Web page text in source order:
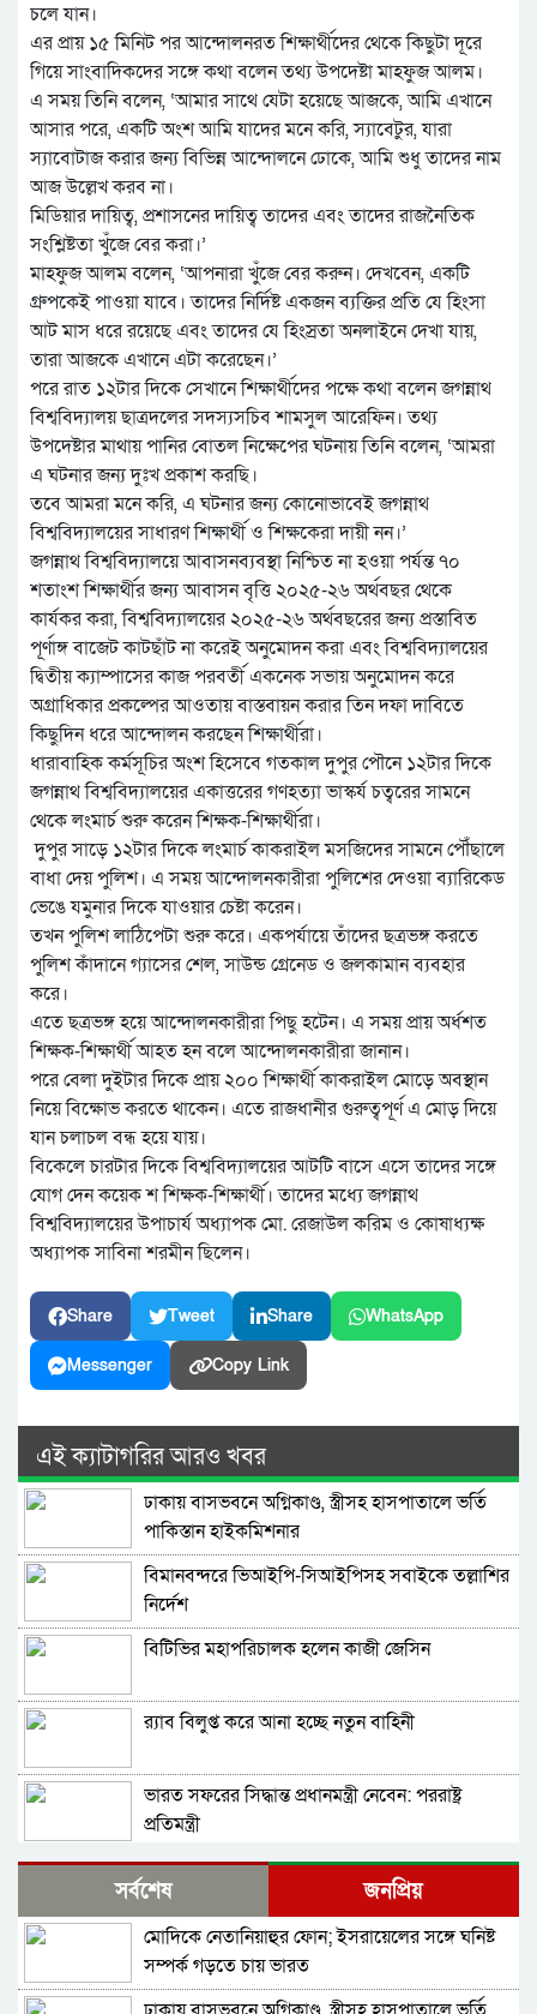
চলে যান।
এর প্রায় ১৫ মিনিট পর আন্দোলনরত শিক্ষার্থীদের থেকে কিছুটা দূরে
গিয়ে সাংবাদিকদের সঙ্গে কথা বলেন তথ্য উপদেষ্টা মাহফুজ আলম।
এ সময় তিনি বলেন, ‘আমার সাথে যেটা হয়েছে আজকে, আমি এখানে
আসার পরে, একটি অংশ আমি যাদের মনে করি, স্যাবেটুর, যারা
স্যাবোটাজ করার জন্য বিভিন্ন আন্দোলনে ঢোকে, আমি শুধু তাদের নাম
আজ উল্লেখ করব না।
মিডিয়ার দায়িত্ব, প্রশাসনের দায়িত্ব তাদের এবং তাদের রাজনৈতিক
সংশ্লিষ্টতা খুঁজে বের করা।’
মাহফুজ আলম বলেন, ‘আপনারা খুঁজে বের করুন। দেখবেন, একটি
গ্রুপকেই পাওয়া যাবে। তাদের নির্দিষ্ট একজন ব্যক্তির প্রতি যে হিংসা
আট মাস ধরে রয়েছে এবং তাদের যে হিংস্রতা অনলাইনে দেখা যায়,
তারা আজকে এখানে এটা করেছেন।’
পরে রাত ১২টার দিকে সেখানে শিক্ষার্থীদের পক্ষে কথা বলেন জগন্নাথ
বিশ্ববিদ্যালয় ছাত্রদলের সদস্যসচিব শামসুল আরেফিন। তথ্য
উপদেষ্টার মাথায় পানির বোতল নিক্ষেপের ঘটনায় তিনি বলেন, ‘আমরা
এ ঘটনার জন্য দুঃখ প্রকাশ করছি।
তবে আমরা মনে করি, এ ঘটনার জন্য কোনোভাবেই জগন্নাথ
বিশ্ববিদ্যালয়ের সাধারণ শিক্ষার্থী ও শিক্ষকেরা দায়ী নন।’
জগন্নাথ বিশ্ববিদ্যালয়ে আবাসনব্যবস্থা নিশ্চিত না হওয়া পর্যন্ত ৭০
শতাংশ শিক্ষার্থীর জন্য আবাসন বৃত্তি ২০২৫-২৬ অর্থবছর থেকে
কার্যকর করা, বিশ্ববিদ্যালয়ের ২০২৫-২৬ অর্থবছরের জন্য প্রস্তাবিত
পূর্ণাঙ্গ বাজেট কাটছাঁট না করেই অনুমোদন করা এবং বিশ্ববিদ্যালয়ের
দ্বিতীয় ক্যাম্পাসের কাজ পরবর্তী একনেক সভায় অনুমোদন করে
অগ্রাধিকার প্রকল্পের আওতায় বাস্তবায়ন করার তিন দফা দাবিতে
কিছুদিন ধরে আন্দোলন করছেন শিক্ষার্থীরা।
ধারাবাহিক কর্মসূচির অংশ হিসেবে গতকাল দুপুর পৌনে ১২টার দিকে
জগন্নাথ বিশ্ববিদ্যালয়ের একাত্তরের গণহত্যা ভাস্কর্য চত্বরের সামনে
থেকে লংমার্চ শুরু করেন শিক্ষক-শিক্ষার্থীরা।
দুপুর সাড়ে ১২টার দিকে লংমার্চ কাকরাইল মসজিদের সামনে পৌঁছালে
বাধা দেয় পুলিশ। এ সময় আন্দোলনকারীরা পুলিশের দেওয়া ব্যারিকেড
ভেঙে যমুনার দিকে যাওয়ার চেষ্টা করেন।
তখন পুলিশ লাঠিপেটা শুরু করে। একপর্যায়ে তাঁদের ছত্রভঙ্গ করতে
পুলিশ কাঁদানে গ্যাসের শেল, সাউন্ড গ্রেনেড ও জলকামান ব্যবহার
করে।
এতে ছত্রভঙ্গ হয়ে আন্দোলনকারীরা পিছু হটেন। এ সময় প্রায় অর্ধশত
শিক্ষক-শিক্ষার্থী আহত হন বলে আন্দোলনকারীরা জানান।
পরে বেলা দুইটার দিকে প্রায় ২০০ শিক্ষার্থী কাকরাইল মোড়ে অবস্থান
নিয়ে বিক্ষোভ করতে থাকেন। এতে রাজধানীর গুরুত্বপূর্ণ এ মোড় দিয়ে
যান চলাচল বন্ধ হয়ে যায়।
বিকেলে চারটার দিকে বিশ্ববিদ্যালয়ের আটটি বাসে এসে তাদের সঙ্গে
যোগ দেন কয়েক শ শিক্ষক-শিক্ষার্থী। তাদের মধ্যে জগন্নাথ
বিশ্ববিদ্যালয়ের উপাচার্য অধ্যাপক মো. রেজাউল করিম ও কোষাধ্যক্ষ
অধ্যাপক সাবিনা শরমীন ছিলেন।
Share Tweet Share WhatsApp
Messenger Copy Link
এই ক্যাটাগরির আরও খবর
ঢাকায় বাসভবনে অগ্নিকাণ্ড, স্ত্রীসহ হাসপাতালে ভর্তি
পাকিস্তান হাইকমিশনার
বিমানবন্দরে ভিআইপি-সিআইপিসহ সবাইকে তল্লাশির
নির্দেশ
বিটিভির মহাপরিচালক হলেন কাজী জেসিন
র‍্যাব বিলুপ্ত করে আনা হচ্ছে নতুন বাহিনী
ভারত সফরের সিদ্ধান্ত প্রধানমন্ত্রী নেবেন: পররাষ্ট্র
প্রতিমন্ত্রী
আওয়ামী লীগ আমাদের শত্রু নয়, অচিরেই আওয়ামী
লীগ বিএনপির সঙ্গে মিশে যাবে: সংসদ সদস্য নাছির
সচিব পদে পদোন্নতি পেলেন জেসমিন নাহার
সর্বশেষ জনপ্রিয়
মোদিকে নেতানিয়াহুর ফোন; ইসরায়েলের সঙ্গে ঘনিষ্ট
সম্পর্ক গড়তে চায় ভারত